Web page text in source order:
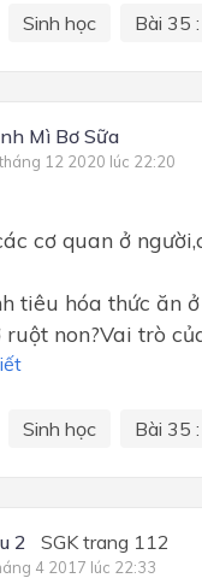
Sinh học Bài 35
Mì Bơ Sữa
12 2020 lúc 22:20
cơ quan ở
tiêu hóa thức ăn
ruột non?Vai trò
Sinh học Bài 35
2 SGK trang 112
4 2017 lúc 22:33